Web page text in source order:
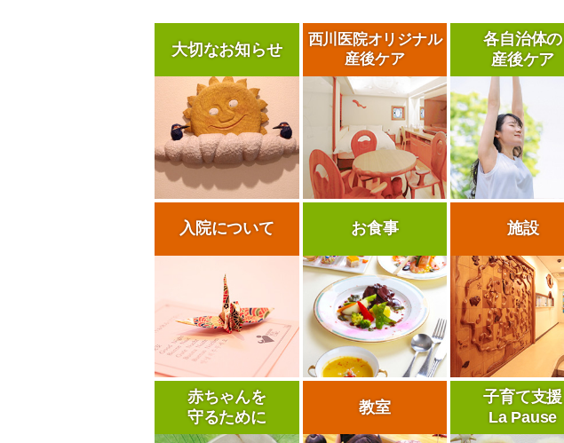
大切なお知らせ
西川医院オリジナル
産後ケア
各自治体の
産後ケア
入院について お食事 施設
赤ちゃんを
守るために
教室
子育て支援
La Pause